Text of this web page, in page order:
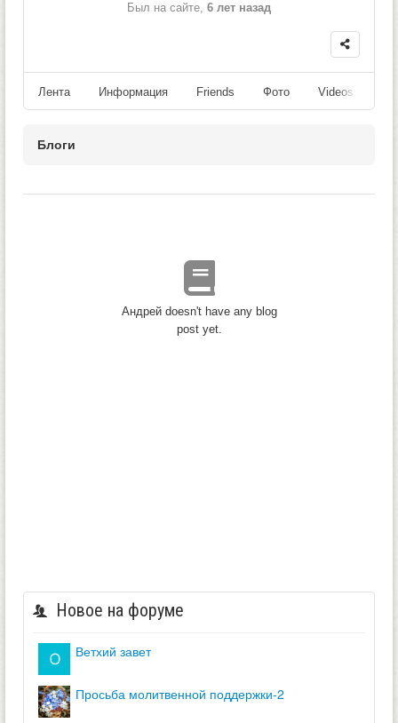
Был на сайте, 6 лет назад
Лента Информация Friends Фото Videos
Блоги
Андрей doesn't have any blog
post yet.
Новое на форуме
ветхий завет
просьба молитвенной поддержки-2